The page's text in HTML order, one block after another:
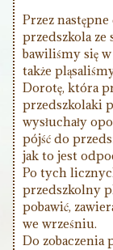
Przez
przedszkola
bawiliśmy się w
także
Dorotę, która
przedszkolaki
wysłuchały
pójść do
jak to jest
Po tych
przedszkolny
pobawić,
we wrześniu.
Do zobaczenia